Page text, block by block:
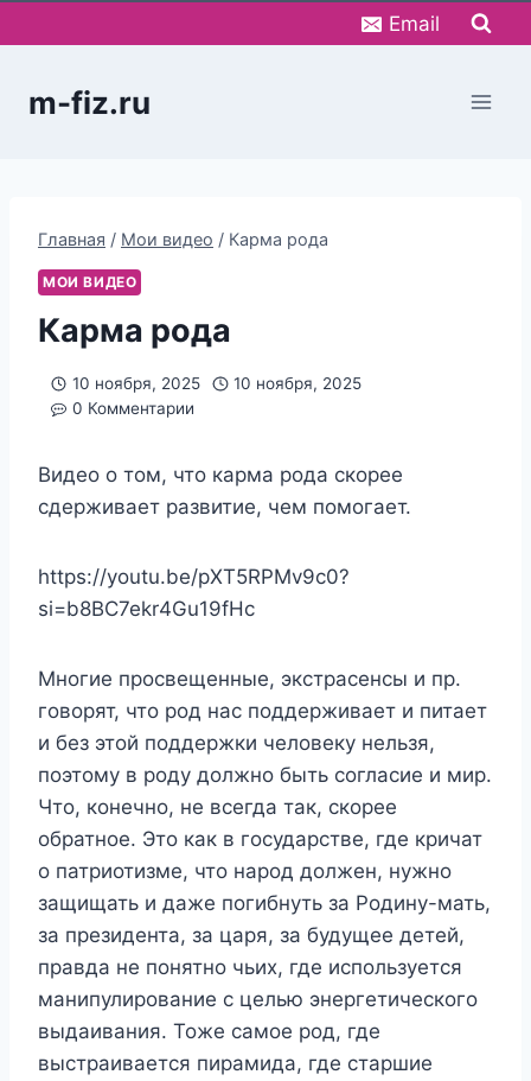
к
Email
m-fiz.ru
Главная / Мои видео / Карма рода
МОИ ВИДЕО
Карма рода
10 ноября, 2025
10 ноября, 2025
0 Комментарии
Видео о том, что карма рода скорее
сдерживает развитие, чем помогает.
https://youtu.be/pXT5RPMv9c0?
si=b8BC7ekr4Gu19fHc
Многие просвещенные, экстрасенсы и пр.
говорят, что род нас поддерживает и питает
и без этой поддержки человеку нельзя,
поэтому в роду должно быть согласие и мир.
Что, конечно, не всегда так, скорее
обратное. Это как в государстве, где кричат
о патриотизме, что народ должен, нужно
защищать и даже погибнуть за Родину-мать,
за президента, за царя, за будущее детей,
правда не понятно чьих, где используется
манипулирование с целью энергетического
выдаивания. Тоже самое род, где
выстраивается пирамида, где старшие